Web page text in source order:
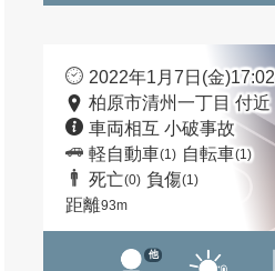
2022年1月7日(金)17:02
柏原市清州一丁目 付近
車両相互 小破事故
軽自動車(1) 自転車(1)
死亡(0) 負傷(1)
距離93m
他